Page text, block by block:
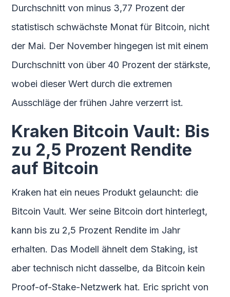
Durchschnitt von minus 3,77 Prozent der
statistisch schwächste Monat für Bitcoin, nicht
der Mai. Der November hingegen ist mit einem
Durchschnitt von über 40 Prozent der stärkste,
wobei dieser Wert durch die extremen
Ausschläge der frühen Jahre verzerrt ist.
Kraken Bitcoin Vault: Bis
zu 2,5 Prozent Rendite
auf Bitcoin
Kraken hat ein neues Produkt gelauncht: die
Bitcoin Vault. Wer seine Bitcoin dort hinterlegt,
kann bis zu 2,5 Prozent Rendite im Jahr
erhalten. Das Modell ähnelt dem Staking, ist
aber technisch nicht dasselbe, da Bitcoin kein
Proof-of-Stake-Netzwerk hat. Eric spricht von